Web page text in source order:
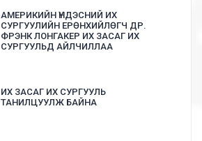
АМЕРИКИЙН ҮНДЭСНИЙ ИХ
СУРГУУЛИЙН ЕРӨНХИЙЛӨГЧ ДР.
ФРЭНК ЛОНГАКЕР ИХ ЗАСАГ ИХ
СУРГУУЛЬД АЙЛЧИЛЛАА
ИХ ЗАСАГ ИХ СУРГУУЛЬ
ТАНИЛЦУУЛЖ БАЙНА